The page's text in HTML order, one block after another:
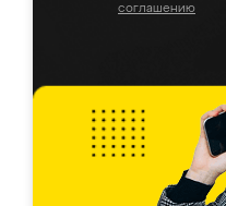
соглашению